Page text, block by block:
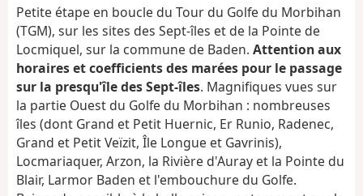
i
n
Petite étape en boucle du Tour du Golfe du Morbihan
(TGM), sur les sites des Sept-îles et de la Pointe de
Locmiquel, sur la commune de Baden. Attention aux
horaires et coefficients des marées pour le passage
sur la presqu'île des Sept-îles. Magnifiques vues sur
la partie Ouest du Golfe du Morbihan : nombreuses
îles (dont Grand et Petit Huernic, Er Runio, Radenec,
Grand et Petit Veïzit, Île Longue et Gavrinis),
Locmariaquer, Arzon, la Rivière d'Auray et la Pointe du
Blair, Larmor Baden et l'embouchure du Golfe.